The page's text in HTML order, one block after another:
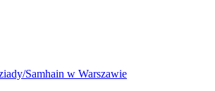
Samhain w Warszawie